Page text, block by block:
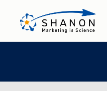
ホーム ＞ニュースリリ